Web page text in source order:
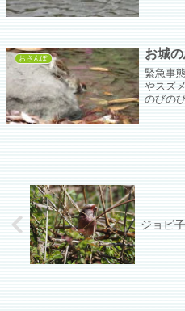
おさんぽ お城
緊急事
やスズ
のびの
ジョビ